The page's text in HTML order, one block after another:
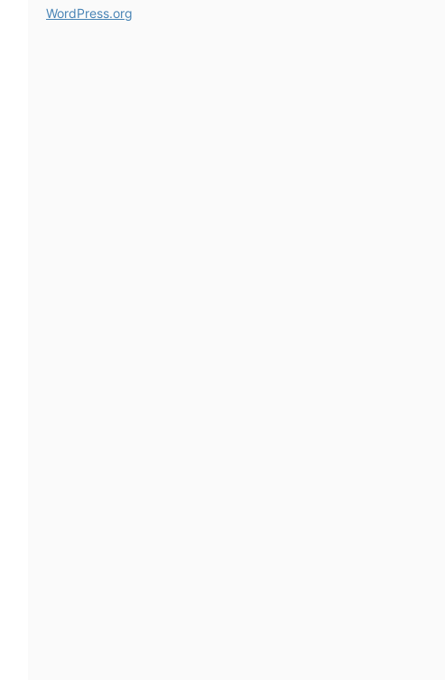
WordPress.org